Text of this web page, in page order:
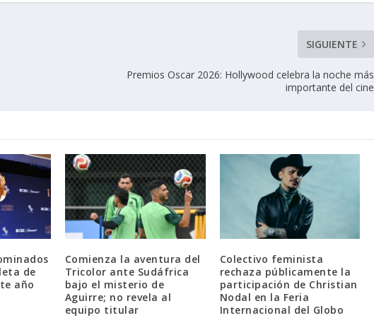
SIGUIENTE
Premios Oscar 2026: Hollywood celebra la noche más
importante del cine
de
año
Comienza la aventura del
Tricolor ante Sudáfrica
bajo el misterio de
Aguirre; no revela al
equipo titular
Colectivo feminista
rechaza públicamente la
participación de Christian
Nodal en la Feria
Internacional del Globo